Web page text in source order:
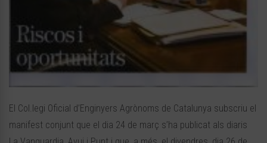
El Col.legi Oficial d’Enginyers Agrònoms de Catalunya subscriu el
manifest conjunt que el dia 24 de març s’ha publicat als diaris